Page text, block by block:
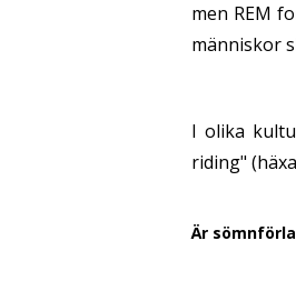
men REM
människor
I olika
riding"
Är